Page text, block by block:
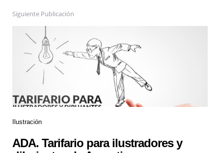
Siguiente Publicación
Ilustración
ADA. Tarifario para ilustradores y